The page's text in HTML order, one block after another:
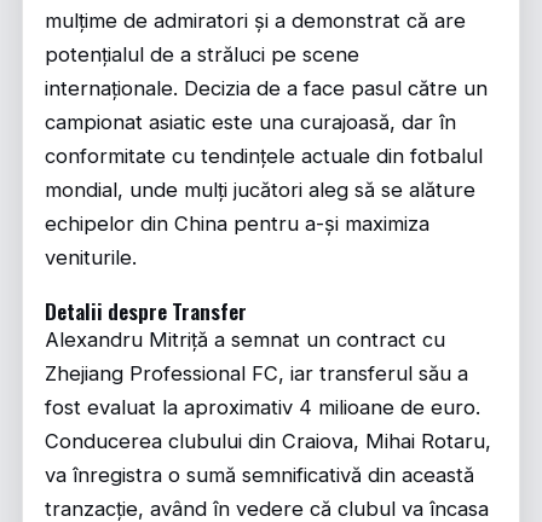
mulțime de admiratori și a demonstrat că are
potențialul de a străluci pe scene
internaționale. Decizia de a face pasul către un
campionat asiatic este una curajoasă, dar în
conformitate cu tendințele actuale din fotbalul
mondial, unde mulți jucători aleg să se alăture
echipelor din China pentru a-și maximiza
veniturile.
Detalii despre Transfer
Alexandru Mitriță a semnat un contract cu
Zhejiang Professional FC, iar transferul său a
fost evaluat la aproximativ 4 milioane de euro.
Conducerea clubului din Craiova, Mihai Rotaru,
va înregistra o sumă semnificativă din această
tranzacție, având în vedere că clubul va încasa